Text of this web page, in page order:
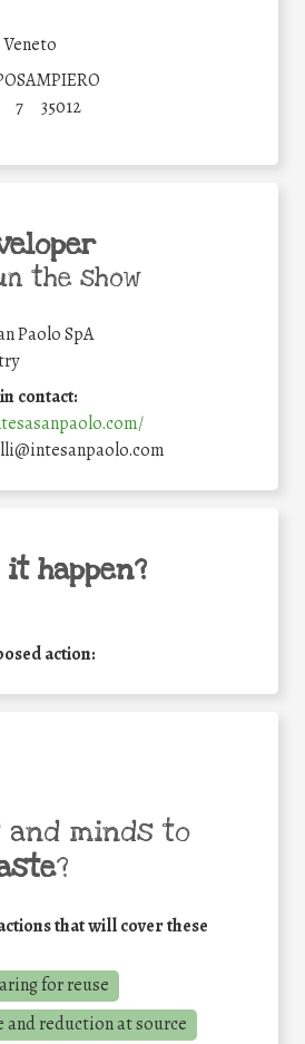
7 35012
the show
Paolo SpA
contact:
happen?
action:
and minds to
?
that will cover these
for reuse
and reduction at source